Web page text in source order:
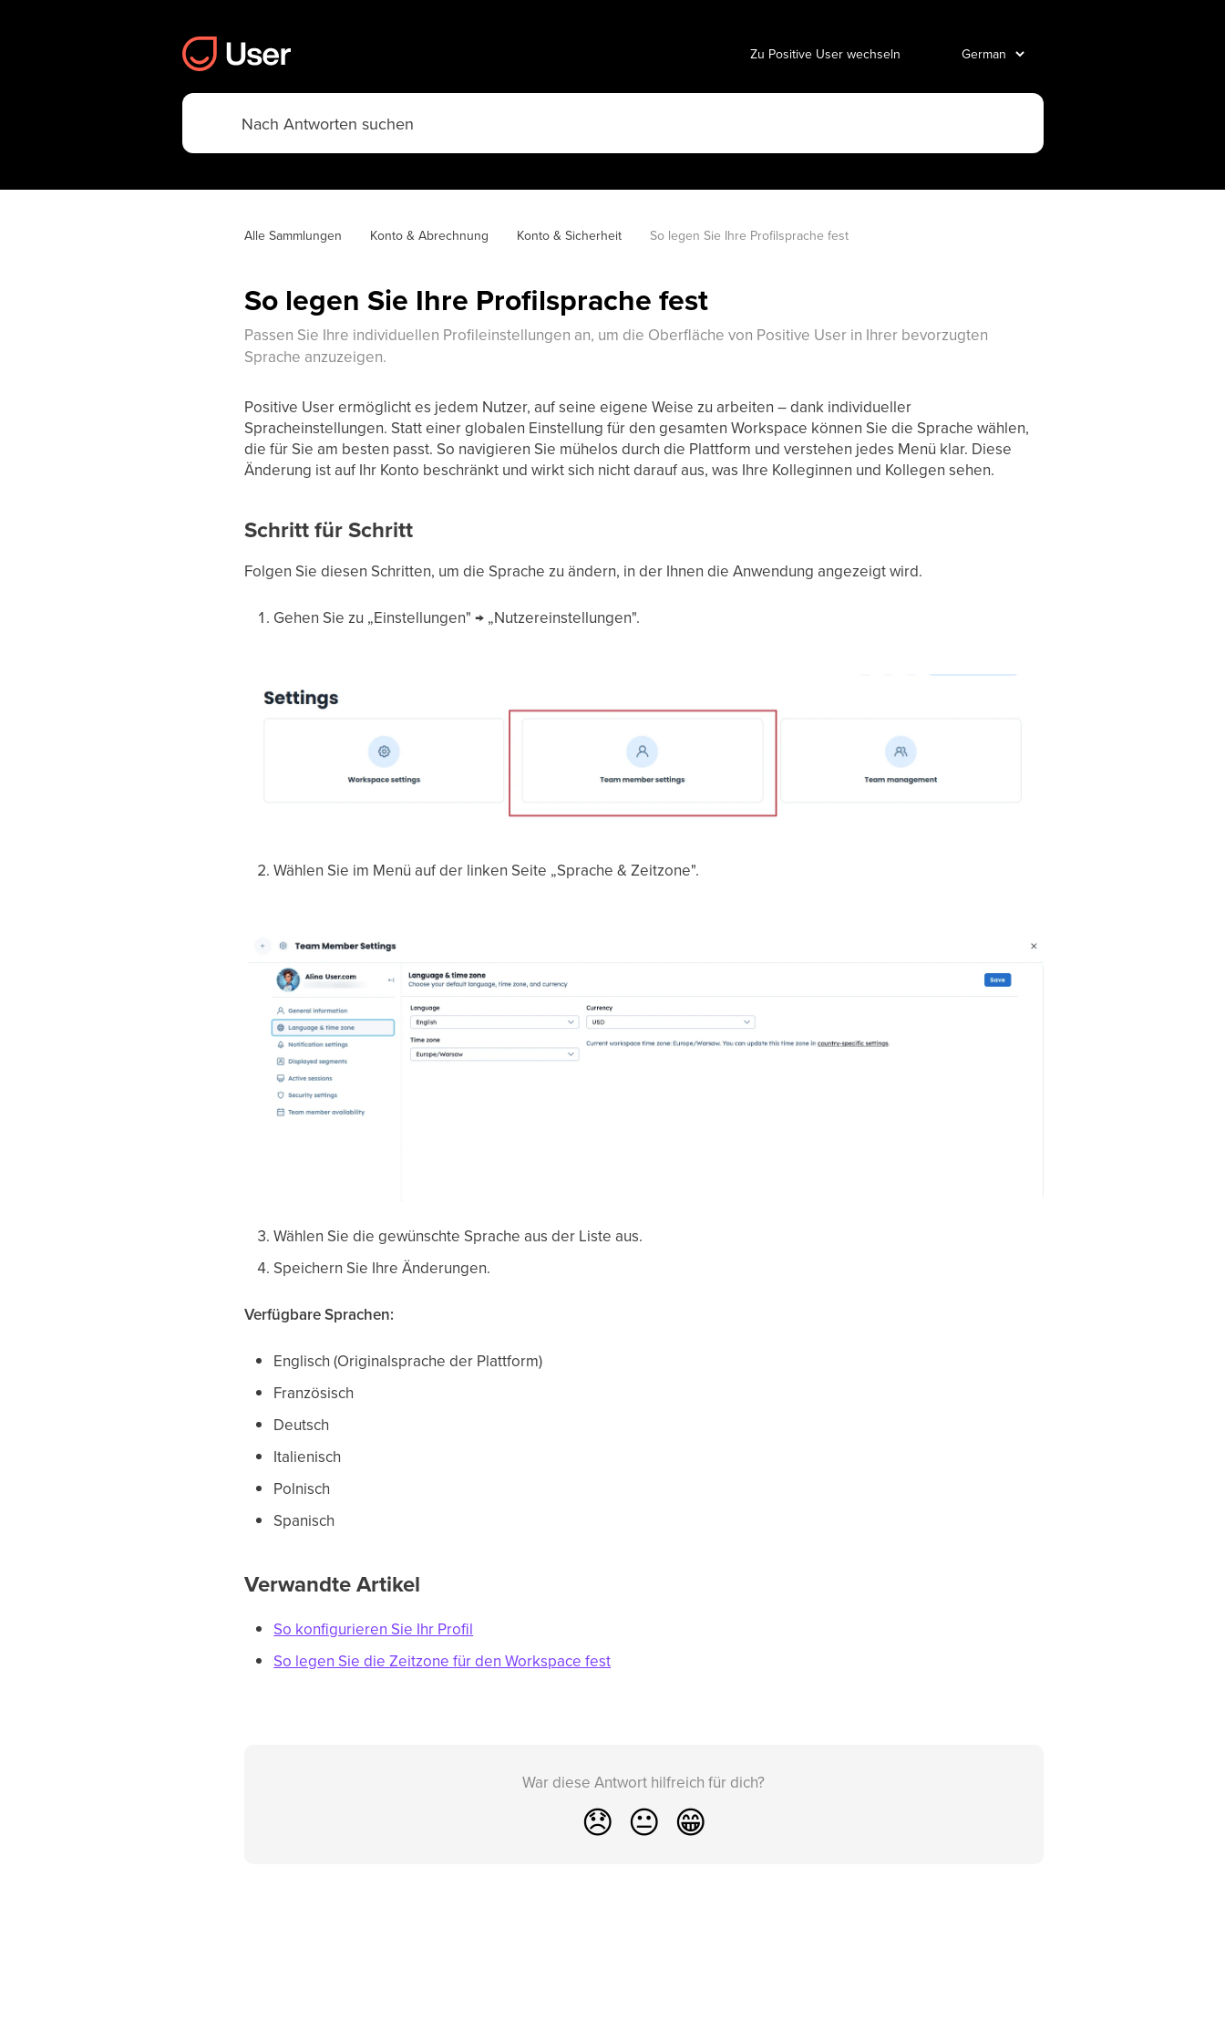
Zu Positive User wechseln
Alle Sammlungen Konto & Abrechnung Konto & Sicherheit So legen Sie Ihre Profilsprache fest
So legen Sie Ihre Profilsprache fest
Passen Sie Ihre individuellen Profileinstellungen an, um die Oberfläche von Positive User in Ihrer bevorzugten
Sprache anzuzeigen.
Positive User ermöglicht es jedem Nutzer, auf seine eigene Weise zu arbeiten – dank individueller
Spracheinstellungen. Statt einer globalen Einstellung für den gesamten Workspace können Sie die Sprache wählen,
die für Sie am besten passt. So navigieren Sie mühelos durch die Plattform und verstehen jedes Menü klar. Diese
Änderung ist auf Ihr Konto beschränkt und wirkt sich nicht darauf aus, was Ihre Kolleginnen und Kollegen sehen.
Schritt für Schritt
Folgen Sie diesen Schritten, um die Sprache zu ändern, in der Ihnen die Anwendung angezeigt wird.
Gehen Sie zu „Einstellungen" → „Nutzereinstellungen".
Wählen Sie im Menü auf der linken Seite „Sprache & Zeitzone".
Wählen Sie die gewünschte Sprache aus der Liste aus.
Speichern Sie Ihre Änderungen.
Verfügbare Sprachen:
Englisch (Originalsprache der Plattform)
Französisch
Deutsch
Italienisch
Polnisch
Spanisch
Verwandte Artikel
So konfigurieren Sie Ihr Profil
So legen Sie die Zeitzone für den Workspace fest
War diese Antwort hilfreich für dich?
😞 😐 😁